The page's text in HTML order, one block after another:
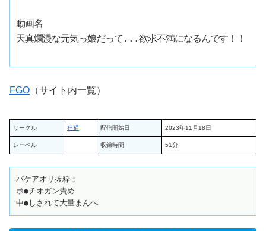
動画名
天真爛漫な元気っ娘だって...欲求不満になるんです！！
FGO （サイト内一覧）
サークル 狂猫 配信開始日 2023年11月18日
レーベル 収録時間 51分
パケアオリ抜粋：
ポ●チオガン責め
中●しされて大量まんぺ